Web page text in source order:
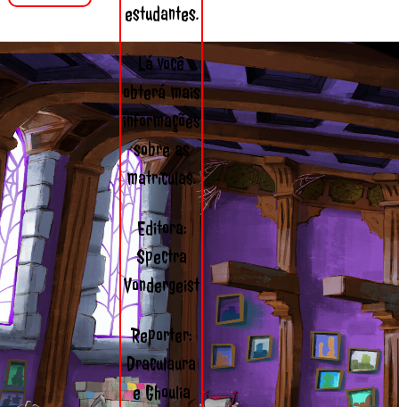
estudantes.
Lá você
obterá mais
informações
sobre as
matrículas.
Editora:
Spectra
Vondergeist
Reporter:
Draculaura
e Ghoulia